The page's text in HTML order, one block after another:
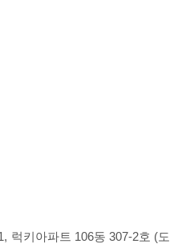
럭키아파트 106동 307-2호 (도